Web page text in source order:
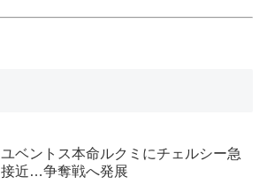
ユベントス本命ルクミにチェルシー急
接近…争奪戦へ発展